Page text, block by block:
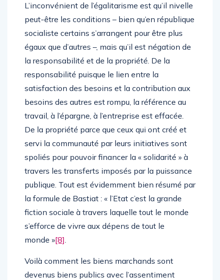
L’inconvénient de l’égalitarisme est qu’il nivelle
peut-être les conditions – bien qu’en république
socialiste certains s’arrangent pour être plus
égaux que d’autres –, mais qu’il est négation de
la responsabilité et de la propriété. De la
responsabilité puisque le lien entre la
satisfaction des besoins et la contribution aux
besoins des autres est rompu, la référence au
travail, à l’épargne, à l’entreprise est effacée.
De la propriété parce que ceux qui ont créé et
servi la communauté par leurs initiatives sont
spoliés pour pouvoir financer la « solidarité » à
travers les transferts imposés par la puissance
publique. Tout est évidemment bien résumé par
la formule de Bastiat : « l’Etat c’est la grande
fiction sociale à travers laquelle tout le monde
s’efforce de vivre aux dépens de tout le
monde »[8].
Voilà comment les biens marchands sont
devenus biens publics avec l’assentiment